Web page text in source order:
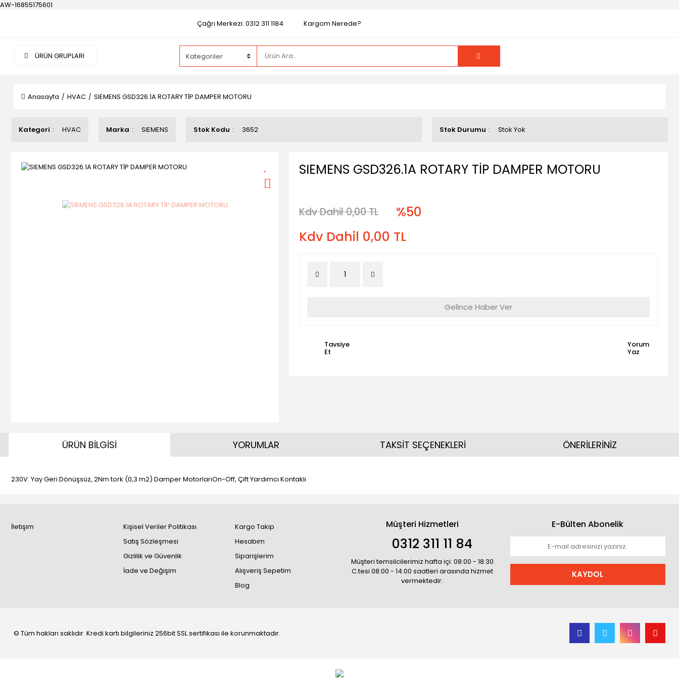
AW-16855175601
Çağrı Merkezi: 0312 311 1184
Kargom Nerede?
ÜRÜN GRUPLARI
Anasayfa HVAC SIEMENS GSD326.1A ROTARY TİP DAMPER MOTORU
Kategori HVAC Marka SIEMENS Stok Kodu 3652 Stok Durumu Stok Yok
SIEMENS GSD326.1A ROTARY TİP DAMPER MOTORU
Kdv Dahil 0,00 TL
%50
Kdv Dahil 0,00 TL
Gelince Haber Ver
Tavsiye
Et
Yorum
Yaz
ÜRÜN BİLGİSİ
230V. Yay Geri Dönüşsüz, 2Nm tork (0,3 m2) Damper MotorlarıOn-Off, Çift Yardımcı Kontaklı
YORUMLAR TAKSİT SEÇENEKLERİ ÖNERİLERİNİZ
İletişim
Kişisel Veriler Politikası
Satış Sözleşmesi
Gizlilik ve Güvenlik
İade ve Değişim
Kargo Takip
Hesabım
Siparişlerim
Alışveriş Sepetim
Blog
Müşteri Hizmetleri
0312 311 11 84
Müşteri temsilcilerimiz hafta içi: 08:00 - 18:30
C.tesi 08:00 - 14:00 saatleri arasında hizmet
vermektedir.
E-Bülten Abonelik
KAYDOL
© Tüm hakları saklıdır. Kredi kartı bilgileriniz 256bit SSL sertifikası ile korunmaktadır.